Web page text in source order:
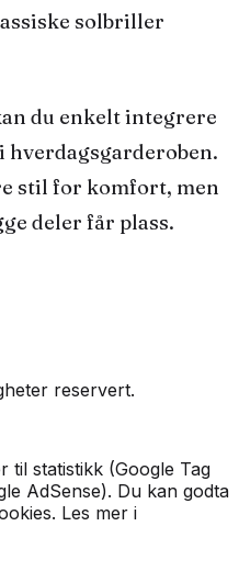
solbriller
du enkelt integrere
stil for komfort, men
deler får plass.
reservert.
til statistikk (Google Tag
AdSense). Du kan godta
Les mer i